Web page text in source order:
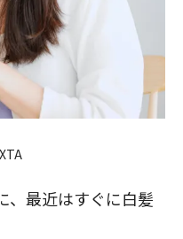
、最近はすぐに白髪